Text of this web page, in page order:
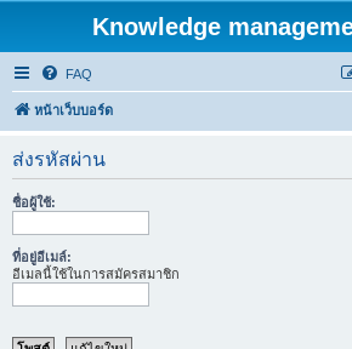
Knowledge
FAQ
หน้าเว็บบอร์ด
ส่งรหัสผ่าน
ชื่อผู้ใช้:
ที่อยู่อีเมล์:
อีเมลนี้ใช้ในการสมัครสมาชิก